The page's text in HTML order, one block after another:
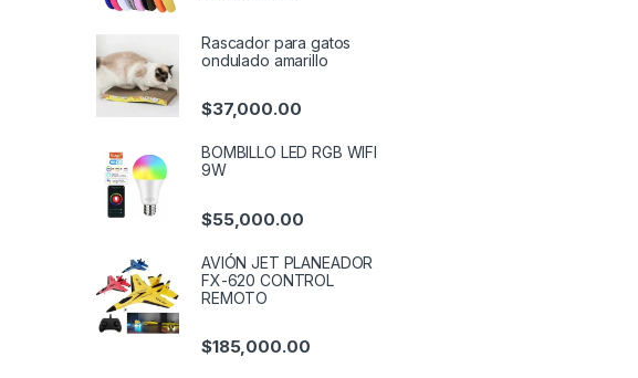
Rascador para gatos
ondulado amarillo
$37,000.00
BOMBILLO LED RGB WIFI
9W
$55,000.00
AVIÓN JET PLANEADOR
FX-620 CONTROL
REMOTO
$185,000.00